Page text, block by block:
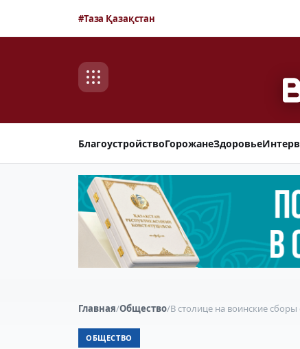
#Таза Қазақстан
БлагоустройствоГорожанеЗдоровье
Главная/Общество/В столице на воинские
ОБЩЕСТВО